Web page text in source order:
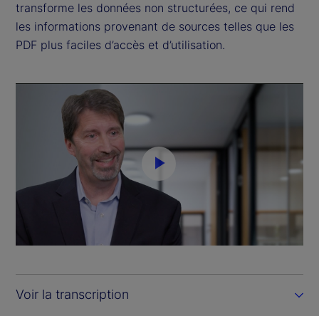
P
a
y
transforme les données non structurées, ce qui rend
les informations provenant de sources telles que les
PDF plus faciles d’accès et d’utilisation.
Voir la transcription